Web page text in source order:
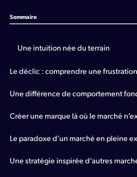
Sommaire
Une intuition née du terrain
Le déclic : comprendre une
Une différence de comportement
Créer une marque là où le marché
Le paradoxe d’un marché en pleine
Une stratégie inspirée d’autres